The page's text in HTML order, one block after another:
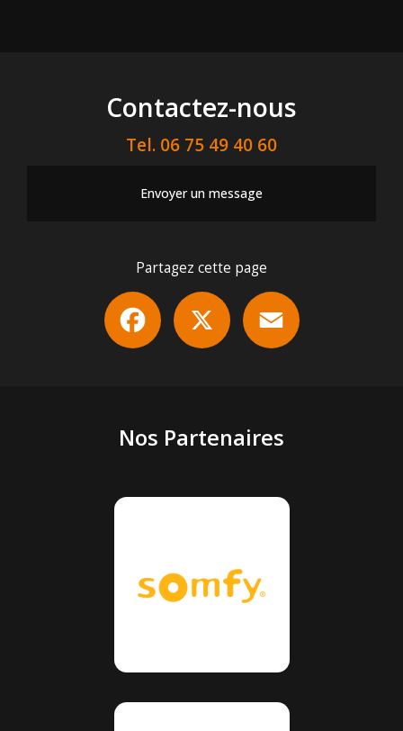
Contactez-nous
Tel. 06 75 49 40 60
Envoyer un message
Partagez cette page
Facebook
Nos Partenaires